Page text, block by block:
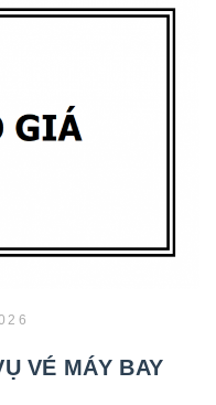
VÉ MÁY BAY